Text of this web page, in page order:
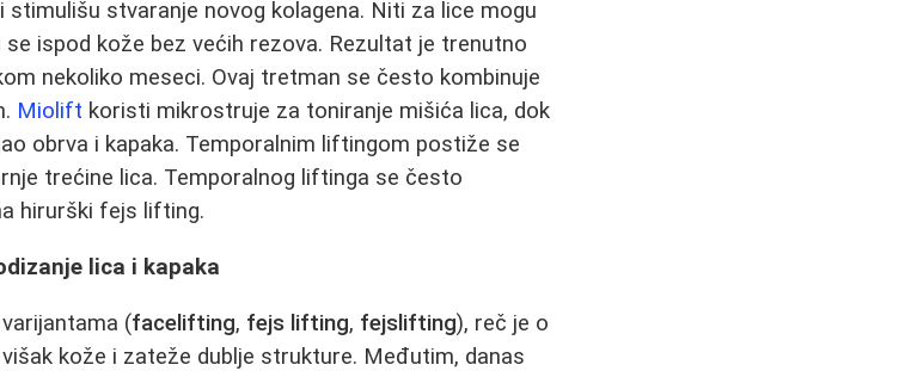
stvaranje novog kolagena. Niti za lice mogu
ispod kože bez većih rezova. Rezultat je trenutno
nekoliko meseci. Ovaj tretman se često kombinuje
Miolift koristi mikrostruje za toniranje mišića lica, dok
obrva i kapaka. Temporalnim liftingom postiže se
trećine lica. Temporalnog liftinga se često
hirurški fejs lifting.
lica i kapaka
(facelifting, fejs lifting, fejslifting), reč je o
kože i zateže dublje strukture. Međutim, danas